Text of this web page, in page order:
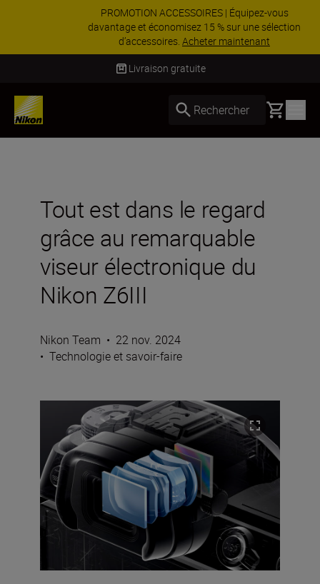
PROMOTION ACCESSOIRES | Équipez-vous
davantage et économisez 15 % sur une sélection
d’accessoires.Acheter maintenant
Livraison sous 2 à 3 jours ouvrés
Rechercher Basket
Tout est dans le regard
grâce au remarquable
viseur électronique du
Nikon Z6III
Nikon Team • 22 nov. 2024
• Technologie et savoir-faire